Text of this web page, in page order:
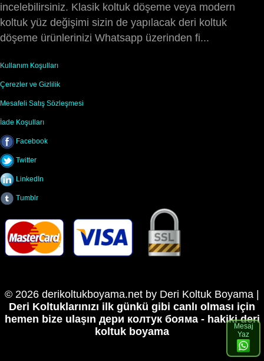
incelebilirsiniz. Klasik koltuk döşeme veya modern
koltuk yüz değişimi sizin de yapılacak deri koltuk
döşeme ürünlerinizi Whatsapp üzerinden fi...
Kullanım Koşulları
Çerezler ve Gizlilik
Mesafeli Satış Sözleşmesi
İade Koşulları
Facebook
Twitter
LinkedIn
Tumblr
© 2026 derikoltukboyama.net by Deri Koltuk Boyama |
Deri Koltuklarınızı ilk günkü gibi canlı olması için
hemen bize ulaşın дери колтук бояма - hakiki deri
koltuk boyama
Mesaj
Yaz